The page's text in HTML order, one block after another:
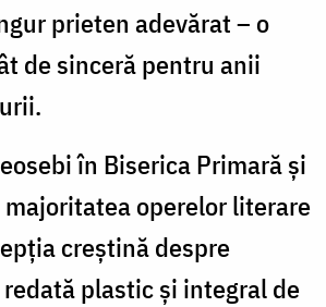
prieten adevărat – o
de sinceră pentru anii
în Biserica Primară și
operelor literare
creștină despre
plastic și integral de